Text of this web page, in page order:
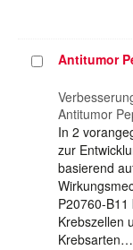
ProjektAntitumor
Antitumor
In 2
zur
basierend
P20760-
Krebszellen
Krebsarten…